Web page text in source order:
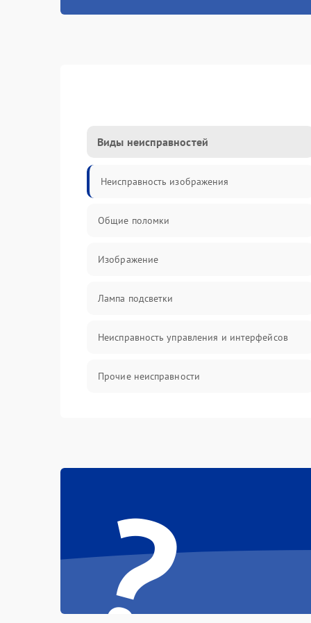
Виды неисправностей
Неисправность изображения
Общие поломки
Изображение
Лампа подсветки
Неисправность управления и интерфейсов
Прочие неисправности
?